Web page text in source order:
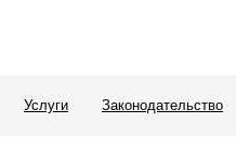
Услуги Законодательство